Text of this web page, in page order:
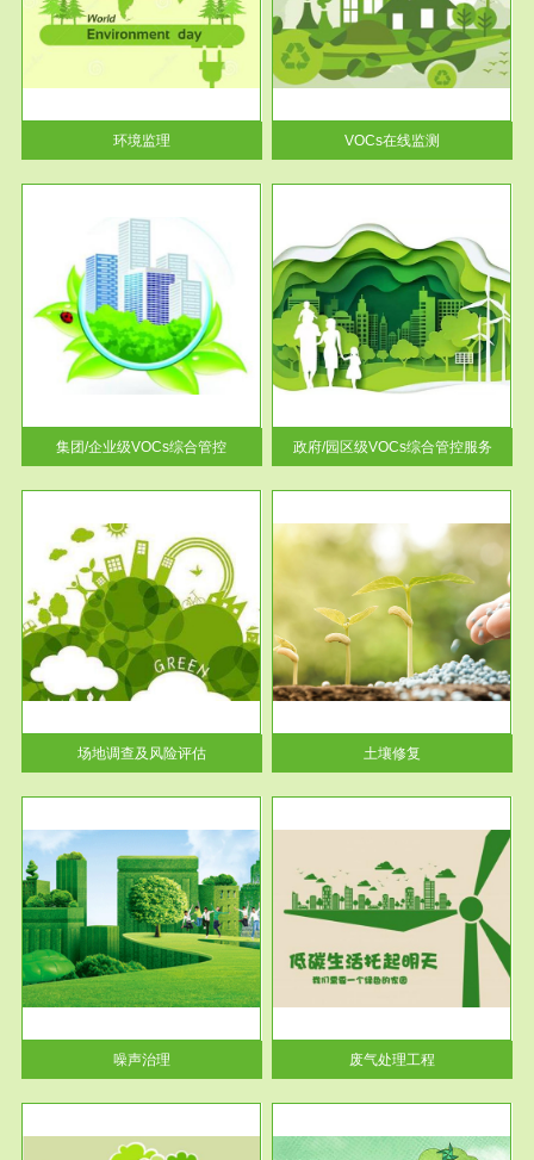
环境监理
VOCs在线监测
根据《重点区域大气污染防
治“十二五”规划》有机废气净化
率达...
VOCs在线监测
集团/企业级VOCs综合管控
服务范围
政府/园区级VOCs综合管控服务
根据《石化行业挥发性有机物综
合整治方案》文件要求，到2017
年，全...
政府/园区级VOCs综合管控服务
场地调查及风险评估
服务范围
土壤修复
土壤修复
噪声治理
服务范围
废气处理工程
废气处理工程